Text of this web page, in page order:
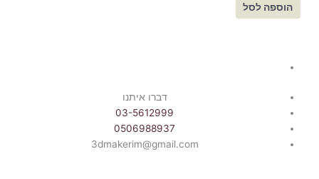
הוספה לסל
דברו איתנו
03-5612999
0506988937
3dmakerim@gmail.com